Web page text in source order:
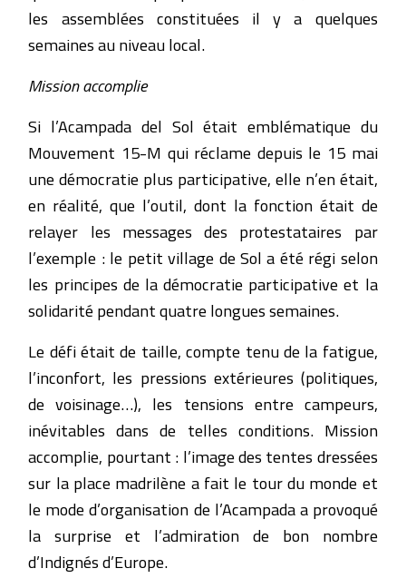
les assemblées constituées il y a quelques
semaines au niveau local.
Mission accomplie
Si l’Acampada del Sol était emblématique du
Mouvement 15-M qui réclame depuis le 15 mai
une démocratie plus participative, elle n’en était,
en réalité, que l’outil, dont la fonction était de
relayer les messages des protestataires par
l’exemple : le petit village de Sol a été régi selon
les principes de la démocratie participative et la
solidarité pendant quatre longues semaines.
Le défi était de taille, compte tenu de la fatigue,
l’inconfort, les pressions extérieures (politiques,
de voisinage…), les tensions entre campeurs,
inévitables dans de telles conditions. Mission
accomplie, pourtant : l’image des tentes dressées
sur la place madrilène a fait le tour du monde et
le mode d’organisation de l’Acampada a provoqué
la surprise et l’admiration de bon nombre
d’Indignés d’Europe.